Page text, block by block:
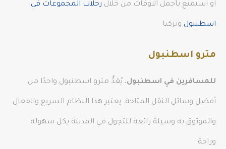
او استمتع بأجمل الاوقات من خلال رحلات المجموعات في
اسطنبول وتركيا
مترو اسطنبول
للمسافرين في اسطنبول، يُعَدُّ مترو اسطنبول واحدًا من
أفضل وسائل النقل المتاحة. يعتبر هذا النظام السريع والفعال
والموثوق به وسيلة رائعة للتجول في المدينة بكل سهولة
وراحة.